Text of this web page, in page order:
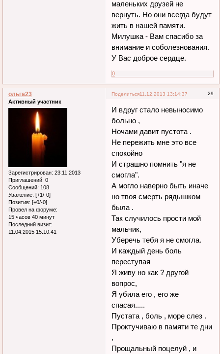
маленьких друзей не
вернуть. Но они всегда будут
жить в нашей памяти.
Милушка - Вам спасибо за
внимание и соболезнования.
У Вас доброе сердце.
0
Поделиться 29
11.12.2013 13:14:37
ольга23
Активный участник
Зарегистрирован: 23.11.2013
Приглашений: 0
Сообщений: 108
Уважение: [+1/-0]
Позитив: [+0/-0]
Провел на форуме:
15 часов 40 минут
Последний визит:
11.04.2015 15:10:41
И вдруг стало невыносимо
больно ,
Ночами давит пустота .
Не пережить мне это все
спокойно
И страшно помнить "я не
смогла".
А могло наверно быть иначе
но твоя смерть рядышком
была .
Так случилось прости мой
мальчик,
Уберечь тебя я не смогла.
И каждый день боль
переступая
Я живу но как ? другой
вопрос,
Я убила его , его же
спасая.....
Пустата , боль , море слез .
Проктучиваю в памяти те дни
,
Прощальный поцелуй , и